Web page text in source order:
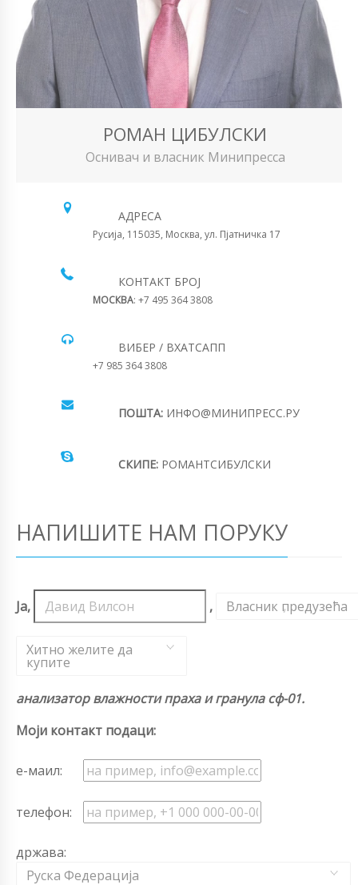
РОМАН ЦИБУЛСКИ
Оснивач и власник Минипресса
АДРЕСА
Русија, 115035, Москва, ул. Пјатничка 17
КОНТАКТ БРОЈ
МОСКВА: +7 495 364 3808
ВИБЕР / ВХАТСАПП
+7 985 364 3808
ПОШТА: ИНФО@МИНИПРЕСС.РУ
СКИПЕ: РОМАНТСИБУЛСКИ
НАПИШИТЕ НАМ ПОРУКУ
Ја, , Власник предузећа
,
Хитно желите да
купите
анализатор влажности праха и гранула сф-01.
Моји контакт подаци:
е-маил:
телефон:
држава:
Руска Федерација